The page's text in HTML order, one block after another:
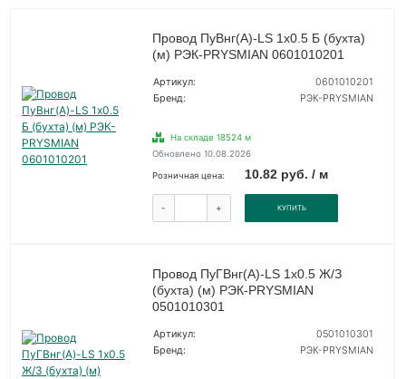
Провод ПуВнг(А)-LS 1х0.5 Б (бухта)
(м) РЭК-PRYSMIAN 0601010201
Артикул:
0601010201
Бренд:
РЭК-PRYSMIAN
На складе 18524 м
Обновлено 10.08.2026
Розничная цена: 10.82 руб. / м
- + КУПИТЬ
Провод ПуГВнг(А)-LS 1х0.5 Ж/З
(бухта) (м) РЭК-PRYSMIAN
0501010301
Артикул:
0501010301
Бренд:
РЭК-PRYSMIAN